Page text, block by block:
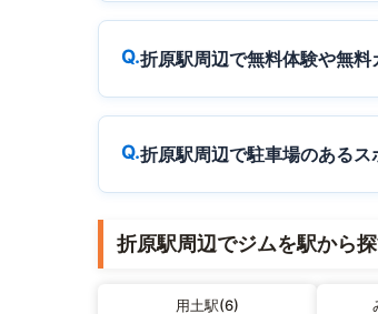
折原駅周辺で無料体験や無
折原駅周辺で駐車場のある
折原駅周辺でジムを駅から
用土駅(6)